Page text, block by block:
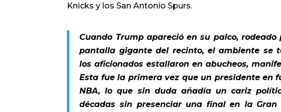
Knicks y los San Antonio Spurs.
Cuando Trump apareció en su palco,
pantalla gigante del recinto, el ambiente se
los aficionados estallaron en abucheos,
Esta fue la primera vez que un presidente en
NBA, lo que sin duda añadía un cariz
décadas sin presenciar una final en la Gran